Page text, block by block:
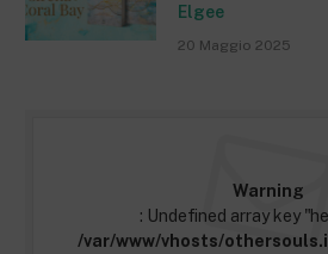
Elgee
20 Maggio 2025
Warning
: Undefined array key
/var/www/vhosts/